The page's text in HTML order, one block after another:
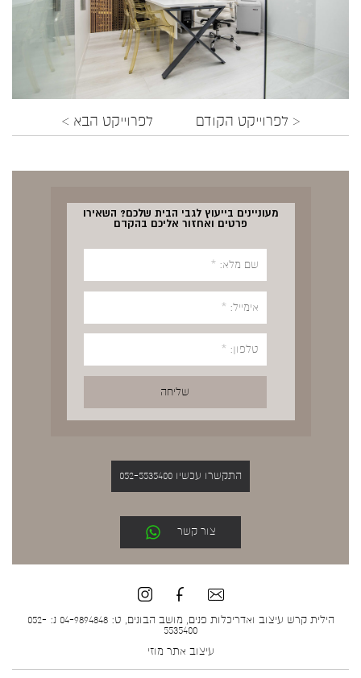
< לפרוייקט הקודם לפרוייקט הבא >
מעוניינים בייעוץ לגבי הבית שלכם? השאירו
פרטים ואחזור אליכם בהקדם
התקשרו עכשיו 052-5535400
צור קשר
הילית קרש עיצוב ואדריכלות פנים, מושב הבונים, ט: 04-9894848 נ: 052-
5535400
עיצוב אתר מוזי